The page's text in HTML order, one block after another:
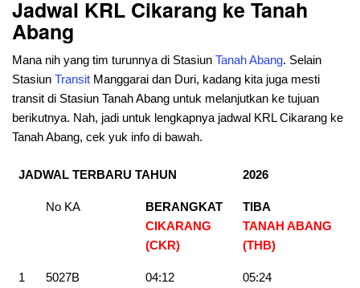
Jadwal KRL Cikarang ke Tanah
Abang
Mana nih yang tim turunnya di Stasiun TanahAbang. Selain
Stasiun Transit Manggarai dan Duri, kadang kita juga mesti
transit di Stasiun Tanah Abang untuk melanjutkan ke tujuan
berikutnya. Nah, jadi untuk lengkapnya jadwal KRL Cikarang ke
Tanah Abang, cek yuk info di bawah.
JADWAL TERBARU TAHUN 2026
No KA
BERANGKAT
CIKARANG
(CKR)
TIBA
TANAH ABANG
(THB)
1 5027B 04:12 05:24